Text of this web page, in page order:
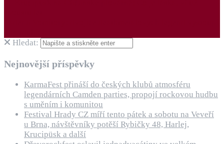
Hledat:
Nejnovější příspěvky
KarmaFest přináší do českých klubů atmosféru
legendárních Camden parties, propojí rockovou hudbu
s uměním i komunitou
Festival Hrady CZ míří tento pátek a sobotu na Veveří
u Brna, návštěvníky potěší Rybičky 48, Harlej,
Krucipüsk a další